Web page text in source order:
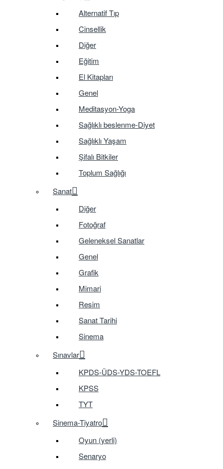
Alternatif Tıp
Cinsellik
Diğer
Eğitim
El Kitapları
Genel
Meditasyon-Yoga
Sağlıklı beslenme-Diyet
Sağlıklı Yaşam
Şifalı Bitkiler
Toplum Sağlığı
Sanat
Diğer
Fotoğraf
Geleneksel Sanatlar
Genel
Grafik
Mimari
Resim
Sanat Tarihi
Sinema
Sınavlar
KPDS-ÜDS-YDS-TOEFL
KPSS
TYT
Sinema-Tiyatro
Oyun (yerli)
Senaryo